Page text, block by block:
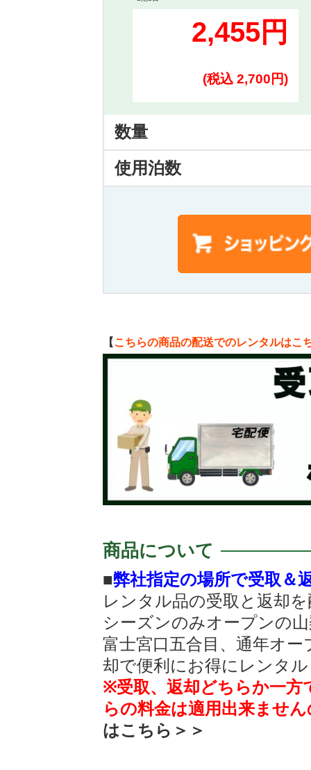
2,455円
(税込 2,700円)
数量
使用泊数
【こちらの商品の配送でのレンタルはこ
商品について
■弊社指定の場所で受取＆
レンタル品の受取と返却
シーズンのみオープンの
富士宮口五合目、通年オ
却で便利にお得にレンタ
※受取、返却どちらか一方
らの料金は適用出来ませ
はこちら＞＞